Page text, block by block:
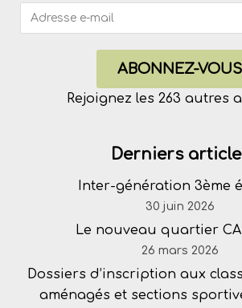
ABONNEZ-VOUS
Rejoignez les 263 autres
Derniers
Inter-génération 3ème
30 juin 2026
Le nouveau quartier
26 mars 2026
Dossiers d’inscription aux
aménagés et sections